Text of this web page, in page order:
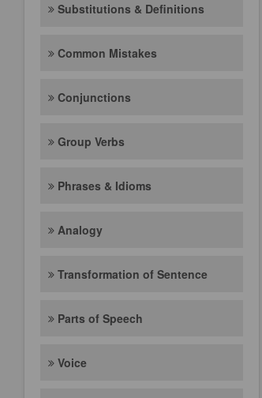
Substitutions & Definitions
Common Mistakes
Conjunctions
Group Verbs
Phrases & Idioms
Analogy
Transformation of Sentence
Parts of Speech
Voice